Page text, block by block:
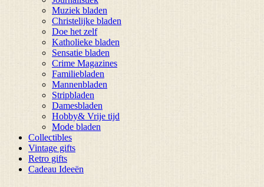
Muziek bladen
Christelijke bladen
Doe het zelf
Katholieke bladen
Sensatie bladen
Crime Magazines
Familiebladen
Mannenbladen
Stripbladen
Damesbladen
Hobby& Vrije tijd
Mode bladen
Collectibles
Vintage gifts
Retro gifts
Cadeau Ideeën